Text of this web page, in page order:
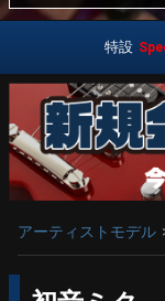
特設
アーティストモデル